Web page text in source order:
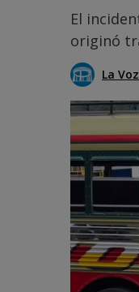
El
originó
La